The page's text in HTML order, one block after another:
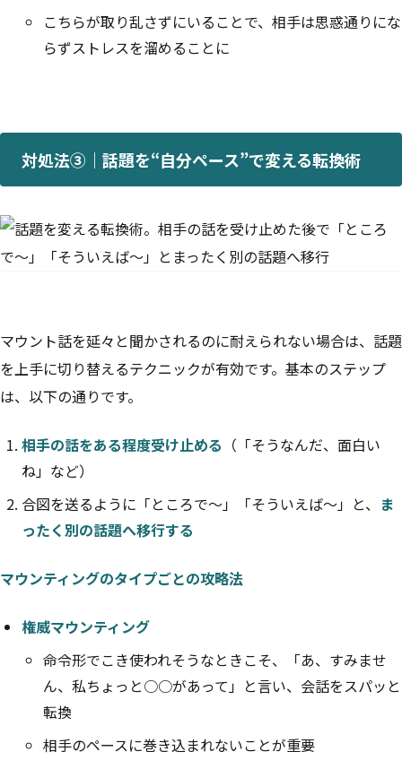
こちらが取り乱さずにいることで、相手は思惑通りにな
らずストレスを溜めることに
対処法③｜話題を“自分ペース”で変える転換術
マウント話を延々と聞かされるのに耐えられない場合は、話題
を上手に切り替えるテクニックが有効です。基本のステップ
は、以下の通りです。
相手の話をある程度受け止める （「そうなんだ、面白い
ね」など）
合図を送るように「ところで〜」「そういえば〜」と、 ま
ったく別の話題へ移行する
マウンティングのタイプごとの攻略法
権威マウンティング
命令形でこき使われそうなときこそ、「あ、すみませ
ん、私ちょっと○○があって」と言い、会話をスパッと
転換
相手のペースに巻き込まれないことが重要